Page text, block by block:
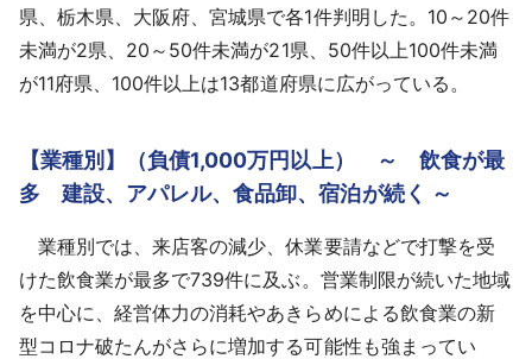
県、栃木県、大阪府、宮城県で各1件判明した。10～20件
未満が2県、20～50件未満が21県、50件以上100件未満
が11府県、100件以上は13都道府県に広がっている。
【業種別】（負債1,000万円以上） ～ 飲⾷が最
多 建設、アパレル、⾷品卸、宿泊が続く ～
業種別では、来店客の減少、休業要請などで打撃を受
けた飲食業が最多で739件に及ぶ。営業制限が続いた地域
を中心に、経営体力の消耗やあきらめによる飲食業の新
型コロナ破たんがさらに増加する可能性も強まってい